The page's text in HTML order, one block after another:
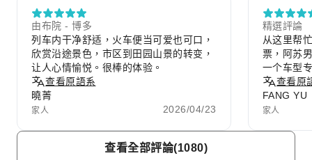
由布院 - 博多
列车内干净舒适，火车便当可爱也可口，
欣赏沿途景色，市区到田园山景的转变，
让人心情愉悦。很棒的体验。
查看原語系
曉菁
家人 2026/04/23
精選評論
从这里帮
票，阿苏
一个车型
爱，有一
查看原
FANG YU
家人
Item
查看全部評論(1080)